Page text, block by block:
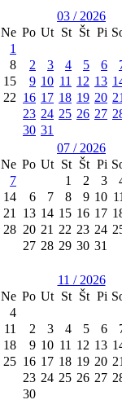
Ne
1
8
15
22
03 / 2026
Po Ut St Št Pi
2 3 4 5 6
9 10 11 12 13
16 17 18 19 20
23 24 25 26 27
30 31
Ne
7
14
21
28
07 / 2026
Po Ut St Št Pi
1
2 3
6
7 8 9 10
13 14 15 16 17
20 21 22 23 24
27 28 29 30 31
Ne
4
11
18
25
11 / 2026
Po Ut St Št Pi
2 3 4 5 6
9 10 11 12 13
16 17 18 19 20
23 24 25 26 27
30